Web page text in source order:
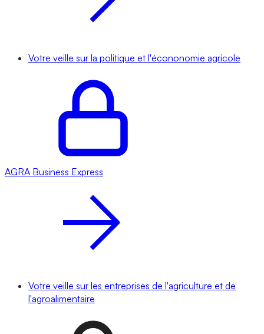
Votre veille sur la politique et l'écononomie agricole
AGRA Business Express
Votre veille sur les entreprises de l'agriculture et de
l'agroalimentaire